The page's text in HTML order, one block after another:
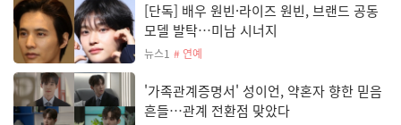
[단독] 배우 원빈·라이즈 원빈, 브랜드 공동
모델 발탁…미남 시너지
뉴스1 # 연예
'가족관계증명서' 성이언, 약혼자 향한 믿음
흔들…관계 전환점 맞았다